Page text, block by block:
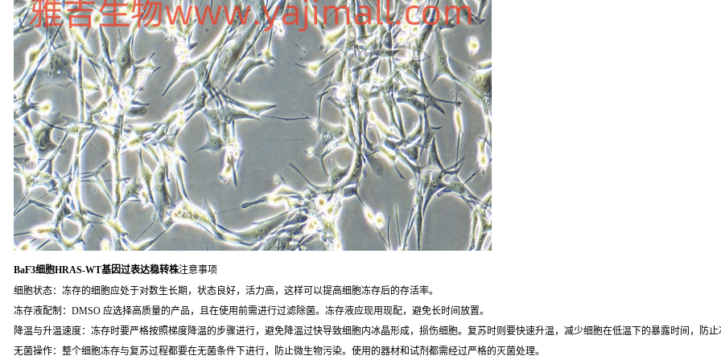
BaF3细胞HRAS-WT基因过表达稳转株注意事项
细胞状态：冻存的细胞应处于对数生长期，状态良好，活力高，这样可以提高细胞冻存后的存活率。
冻存液配制：DMSO 应选择高质量的产品，且在使用前需进行过滤除菌。冻存液应现用现配，避免长时间放置。
降温与升温速度：冻存时要严格按照梯度降温的步骤进行，避免降温过快导致细胞内冰晶形成，损伤细胞。复苏时则要快速升温，减少细胞在低温下的暴露时间，防止
无菌操作：整个细胞冻存与复苏过程都要在无菌条件下进行，防止微生物污染。使用的器材和试剂都需经过严格的灭菌处理。